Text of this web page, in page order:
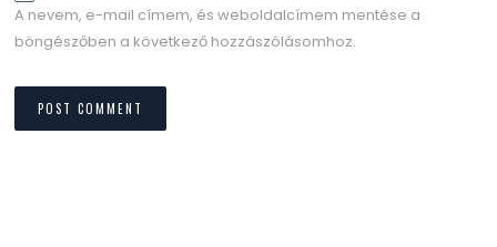
A nevem, e-mail címem, és weboldalcímem mentése a
böngészőben a következő hozzászólásomhoz.